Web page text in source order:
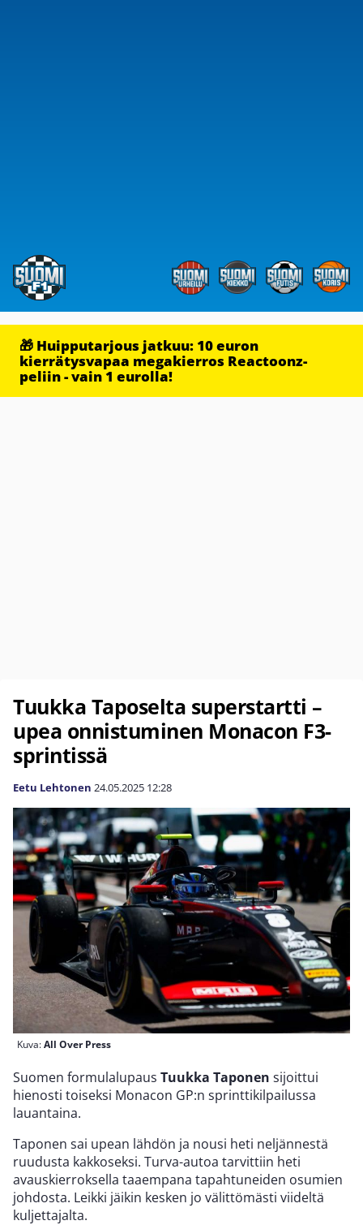
🎁 Huipputarjous jatkuu: 10 euron
kierrätysvapaa megakierros Reactoonz-
peliin - vain 1 eurolla!
Tuukka Taposelta superstartti –
upea onnistuminen Monacon F3-
sprintissä
Eetu Lehtonen 24.05.2025 12:28
Kuva:All Over Press
Suomen formulalupaus Tuukka Taponen sijoittui
hienosti toiseksi Monacon GP:n sprinttikilpailussa
lauantaina.
Taponen sai upean lähdön ja nousi heti neljännestä
ruudusta kakkoseksi. Turva-autoa tarvittiin heti
avauskierroksella taaempana tapahtuneiden osumien
johdosta. Leikki jäikin kesken jo välittömästi viideltä
kuljettajalta.